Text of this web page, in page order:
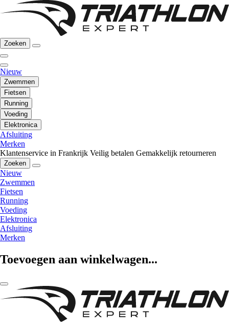
Zoeken
Nieuw
Zwemmen
Fietsen
Running
Voeding
Elektronica
Afsluiting
Merken
Klantenservice in Frankrijk Veilig betalen Gemakkelijk retourneren
Zoeken
Nieuw
Zwemmen
Fietsen
Running
Voeding
Elektronica
Afsluiting
Merken
Toevoegen aan winkelwagen...